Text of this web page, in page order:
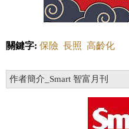
關鍵字: 保險 長照 高齡化
作者簡介_Smart 智富月刊